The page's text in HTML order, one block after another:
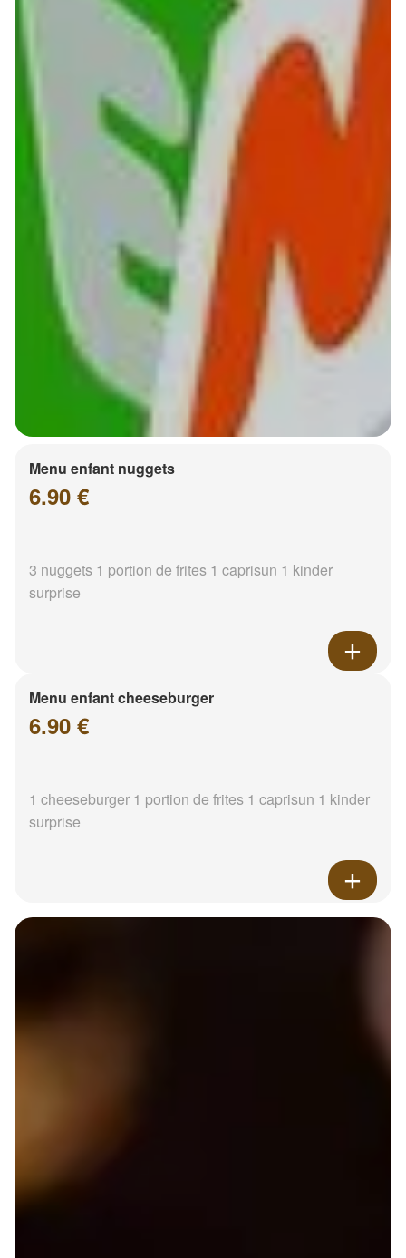
Menu enfant nuggets
6.90 €
3 nuggets 1 portion de frites 1 caprisun 1 kinder
surprise
Menu enfant cheeseburger
6.90 €
1 cheeseburger 1 portion de frites 1 caprisun 1 kinder
surprise